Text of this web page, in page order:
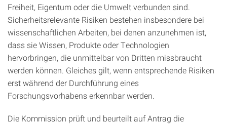
Freiheit, Eigentum oder die Umwelt verbunden sind.
Sicherheitsrelevante Risiken bestehen insbesondere bei
wissenschaftlichen Arbeiten, bei denen anzunehmen ist,
dass sie Wissen, Produkte oder Technologien
hervorbringen, die unmittelbar von Dritten missbraucht
werden können. Gleiches gilt, wenn entsprechende Risiken
erst während der Durchführung eines
Forschungsvorhabens erkennbar werden.
Die Kommission prüft und beurteilt auf Antrag die